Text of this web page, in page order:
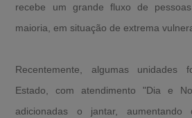
recebe um grande fluxo de
maioria, em situação de extrema
Recentemente, algumas unidades
Estado, com atendimento "Dia e
adicionadas o jantar, aumentando